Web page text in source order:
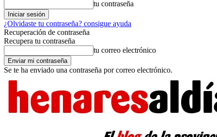
tu contraseña
¿Olvidaste tu contraseña? consigue ayuda
Recuperación de contraseña
Recupera tu contraseña
tu correo electrónico
Se te ha enviado una contraseña por correo electrónico.